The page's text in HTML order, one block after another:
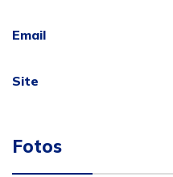
Email
Site
Fotos